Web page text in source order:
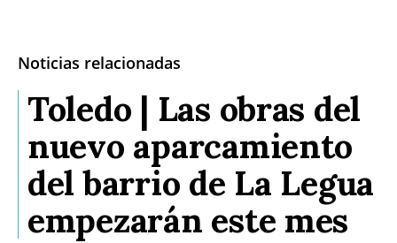
Noticias relacionadas
Toledo | Las obras del
nuevo aparcamiento
del barrio de La Legua
empezarán este mes